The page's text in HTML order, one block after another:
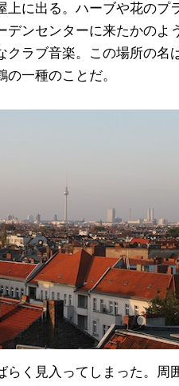
上に出る。ハーブや花のプ
デンセンターに来たかのよ
ラブ音楽。この場所の名
の一種のことだ。
らく見入ってしまった。周